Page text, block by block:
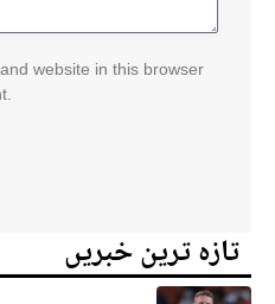
website in this browser
تازہ ترین خبریں